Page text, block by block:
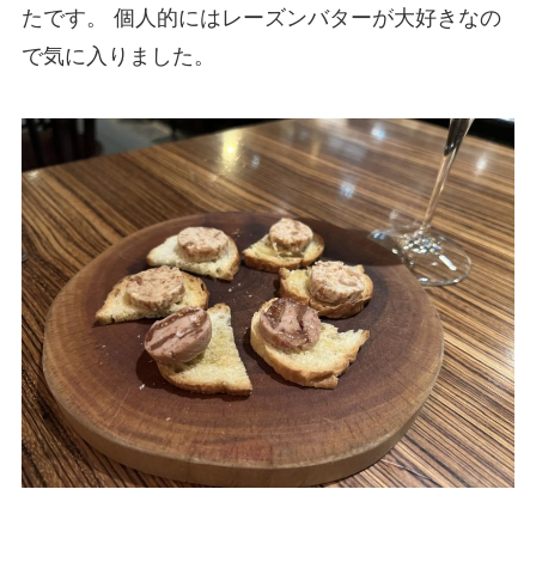
たです。 個人的にはレーズンバターが大好きなの
で気に入りました。